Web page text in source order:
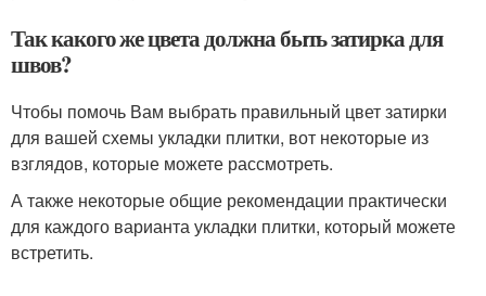
Так какого же цвета должна быть затирка для
швов?
Чтобы помочь Вам выбрать правильный цвет затирки
для вашей схемы укладки плитки, вот некоторые из
взглядов, которые можете рассмотреть.
А также некоторые общие рекомендации практически
для каждого варианта укладки плитки, который можете
встретить.